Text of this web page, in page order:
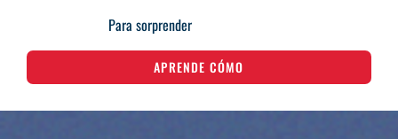
Para sorprender
APRENDE CÓMO